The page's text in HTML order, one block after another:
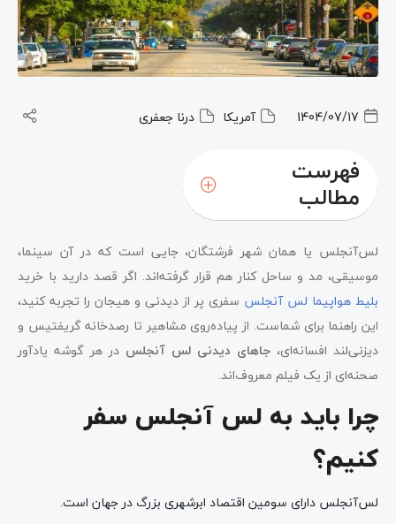
1404/07/17 آمریکا درنا جعفری
فهرست
مطالب
خیابان هالیوود
محله تهرانجلس در لس آنجلس
بورلی هیلز لس آنجلس
محل برگزاری مراسم اسکار، کداک تیتر (دالبی تئاتر)
کوه هالیوود در لس آنجلس
رصدخانه گریفتیس
پارک دیزنی لند در لس آنجلس
لس‌آنجلس یا همان شهر فرشتگان، جایی است که در آن سینما،
موسیقی، مد و ساحل کنار هم قرار گرفته‌اند. اگر قصد دارید با خرید
بلیط هواپیما لس‌ آنجلس سفری پر از دیدنی و هیجان را تجربه کنید،
این راهنما برای شماست. از پیاده‌روی مشاهیر تا رصدخانه گریفتیس و
دیزنی‌لند افسانه‌ای،جاهای دیدنی لس آنجلس در هر گوشه یادآور
صحنه‌ای از یک فیلم معروف‌اند.
چرا باید به لس آنجلس سفر
کنیم؟
لس‌آنجلس دارای سومین اقتصاد ابرشهری بزرگ در جهان است.